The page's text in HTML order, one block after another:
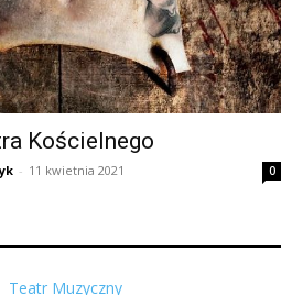
Kościelnego
- 11 kwietnia 2021 0